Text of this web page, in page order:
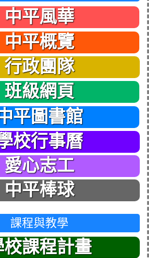
中平風華
中平概覽
行政團隊
班級網頁
平圖書館
校行事曆
愛心志工
中平棒球
課程與教學
校課程計畫